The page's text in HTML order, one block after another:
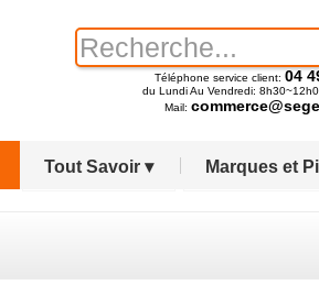
Téléphone service client: 04
du Lundi Au Vendredi:
Mail:
Tout Savoir ▾ Marques et